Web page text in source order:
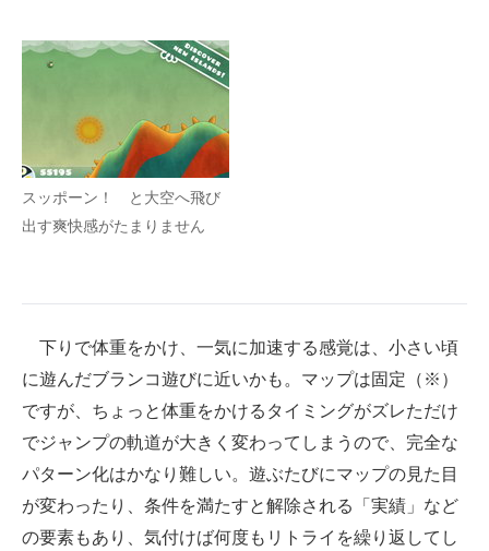
スッポーン！ と大空へ飛び
出す爽快感がたまりません
下りで体重をかけ、一気に加速する感覚は、小さい頃
に遊んだブランコ遊びに近いかも。マップは固定（※）
ですが、ちょっと体重をかけるタイミングがズレただけ
でジャンプの軌道が大きく変わってしまうので、完全な
パターン化はかなり難しい。遊ぶたびにマップの見た目
が変わったり、条件を満たすと解除される「実績」など
の要素もあり、気付けば何度もリトライを繰り返してし